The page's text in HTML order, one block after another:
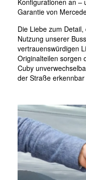
Garantie von
Die Liebe zum
Nutzung unserer
vertrauenswürdigen
Originalteilen sorgen
Cuby
der Straße erkennbar